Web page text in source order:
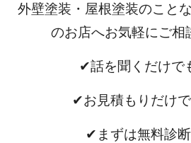
外壁塗装・屋根塗装のこと
のお店へお気軽にご
✔話を聞くだけで
✔お見積もりだけで
✔まずは無料診